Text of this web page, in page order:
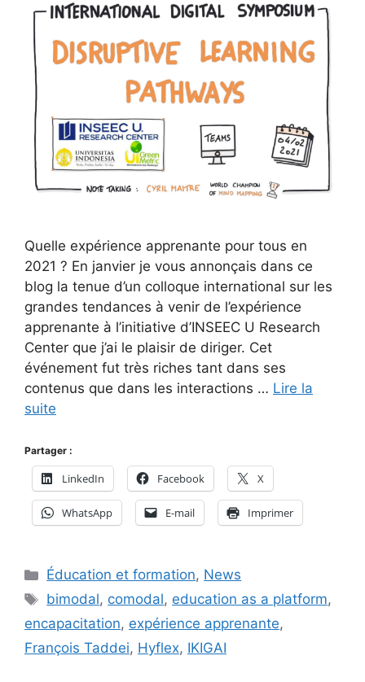
Quelle expérience apprenante pour tous en
2021 ? En janvier je vous annonçais dans ce
blog la tenue d’un colloque international sur les
grandes tendances à venir de l’expérience
apprenante à l’initiative d’INSEEC U Research
Center que j’ai le plaisir de diriger. Cet
événement fut très riches tant dans ses
contenus que dans les interactions … Lire la
suite
Partager :
LinkedIn Facebook X
WhatsApp E-mail Imprimer
Catégories
Éducation et formation, News
Étiquettes
bimodal, comodal, education as a platform,
encapacitation, expérience apprenante,
François Taddei, Hyflex, IKIGAI